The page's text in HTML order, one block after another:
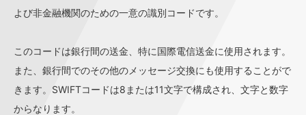
よび非金融機関のための一意の識別コードです。
このコードは銀行間の送金、特に国際電信送金に使用されます。
また、銀行間でのその他のメッセージ交換にも使用することがで
きます。SWIFTコードは8または11文字で構成され、文字と数字
からなります。